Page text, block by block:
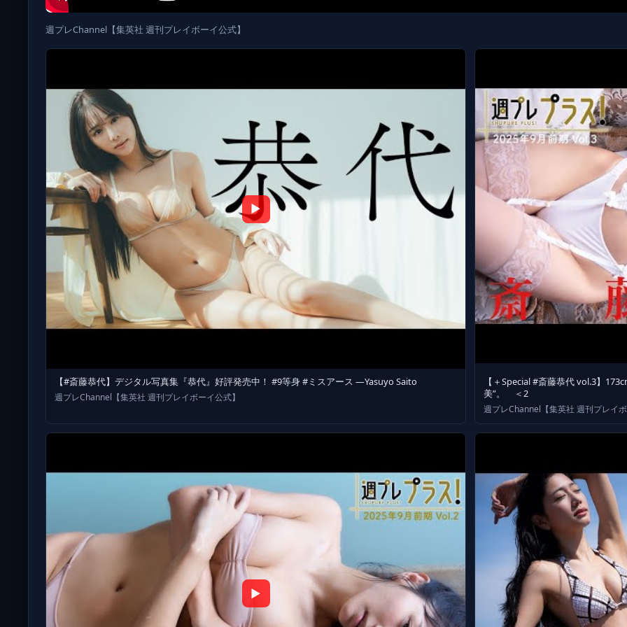
週プレChannel【集英社 週刊プレイボーイ公式】
▶
【#斎藤恭代】デジタル写真集『恭代』好評発売中！ #9等身 #ミスアース ―Yasuyo Saito
週プレChannel【集英社 週刊プレイボーイ公式】
【＋Special #斎藤恭代 vol.3】
美”。 ＜2
週プレChannel【集英社 週刊プレイ
▶